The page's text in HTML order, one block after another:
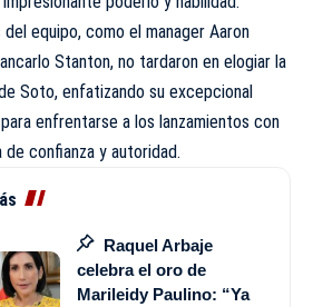
del equipo, como el manager Aaron
Stanton, no tardaron en elogiar la
Soto, enfatizando su excepcional
enfrentarse a los lanzamientos con
de confianza y autoridad.
Raquel Arbaje
celebra el oro de
Marileidy Paulino: “Ya